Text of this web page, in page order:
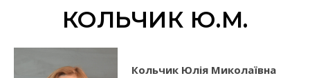
КОЛЬЧИК Ю.М.
Кольчик Юлія Миколаївна